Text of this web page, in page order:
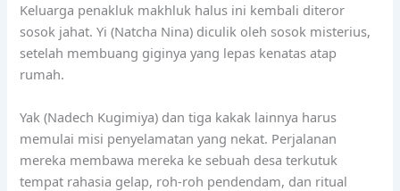
Keluarga penakluk makhluk halus ini kembali diteror
sosok jahat. Yi (Natcha Nina) diculik oleh sosok misterius,
setelah membuang giginya yang lepas kenatas atap
rumah.
Yak (Nadech Kugimiya) dan tiga kakak lainnya harus
memulai misi penyelamatan yang nekat. Perjalanan
mereka membawa mereka ke sebuah desa terkutuk
tempat rahasia gelap, roh-roh pendendam, dan ritual